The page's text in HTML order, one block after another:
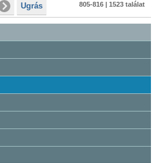
Ugrás 805-816 | 1523 találat